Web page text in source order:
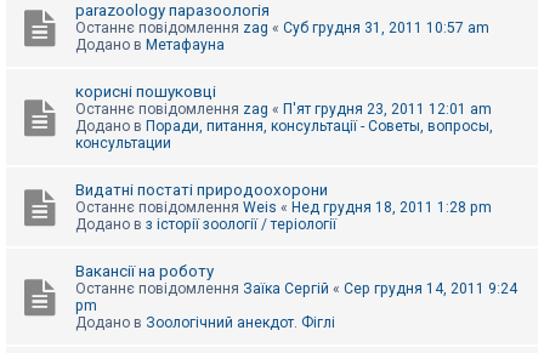
parazoology паразоологія
Останнє повідомлення zag « Суб грудня 31, 2011 10:57 am
Додано в Метафауна
корисні пошуковці
Останнє повідомлення zag « П'ят грудня 23, 2011 12:01 am
Додано в Поради, питання, консультації - Советы, вопросы,
консультации
Видатні постаті природоохорони
Останнє повідомлення Weis « Нед грудня 18, 2011 1:28 pm
Додано в з історії зоології / теріології
Вакансії на роботу
Останнє повідомлення Заїка Сергій « Сер грудня 14, 2011 9:24
pm
Додано в Зоологічний анекдот. Фіглі